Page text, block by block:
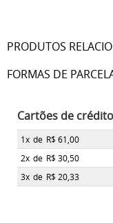
PRODUTOS
FORMAS DE
Cartões de crédito
1x de R$ 61,00
2x de R$ 30,50
3x de R$ 20,33